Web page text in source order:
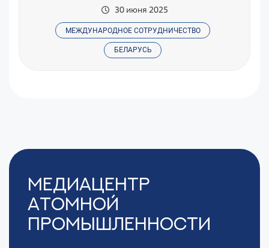
30 июня 2025
МЕЖДУНАРОДНОЕ СОТРУДНИЧЕСТВО
БЕЛАРУСЬ
Медиацентр
Атомной
Промышленности